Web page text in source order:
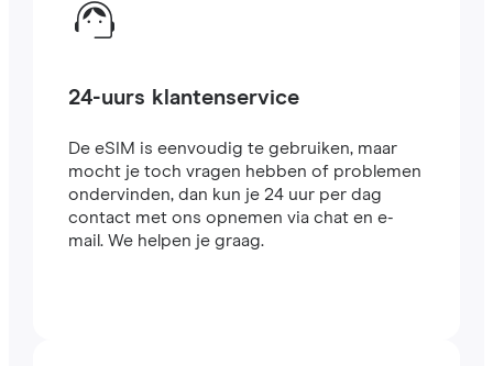
24-uurs klantenservice
De eSIM is eenvoudig te gebruiken, maar
mocht je toch vragen hebben of problemen
ondervinden, dan kun je 24 uur per dag
contact met ons opnemen via chat en e-
mail. We helpen je graag.